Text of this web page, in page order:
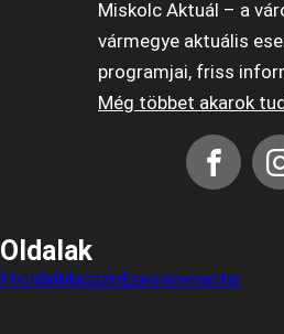
Miskolc Aktuál – a
vármegye aktuális
programjai, friss
Még többet akarok
Oldalak
FőoldalMagazinEseménynaptár